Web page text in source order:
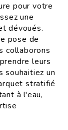
pour votre
une
dévoués.
pose de
collaborons
leurs
souhaitiez un
stratifié
à l'eau,